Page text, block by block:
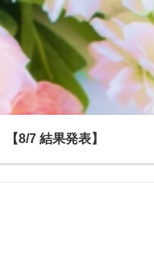
【8/7 結果発表】